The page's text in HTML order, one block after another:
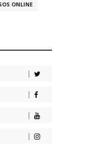
ONLINE